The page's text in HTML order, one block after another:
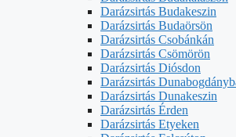
Darázsirtás Budakeszin
Darázsirtás Budaörsön
Darázsirtás Csobánkán
Darázsirtás Csömörön
Darázsirtás Diósdon
Darázsirtás
Darázsirtás Dunakeszin
Darázsirtás Érden
Darázsirtás Etyeken